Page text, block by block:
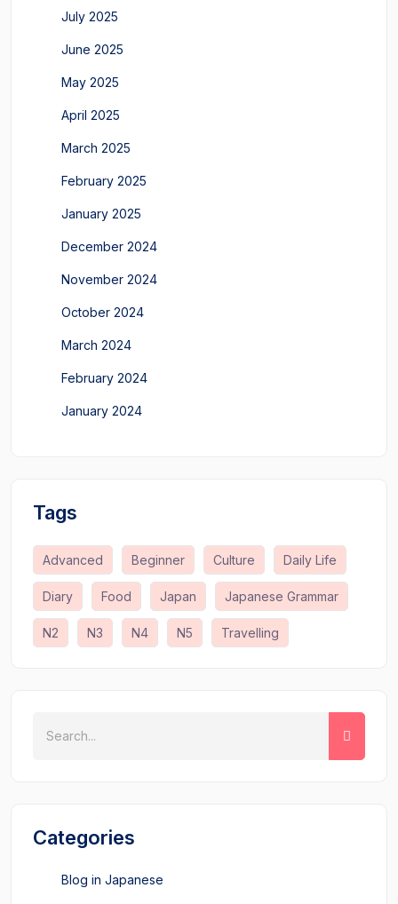
July 2025
June 2025
May 2025
April 2025
March 2025
February 2025
January 2025
December 2024
November 2024
October 2024
March 2024
February 2024
January 2024
Tags
Advanced Beginner Culture Daily Life
Diary Food Japan Japanese Grammar
N2 N3 N4 N5 Travelling
Categories
Blog in Japanese